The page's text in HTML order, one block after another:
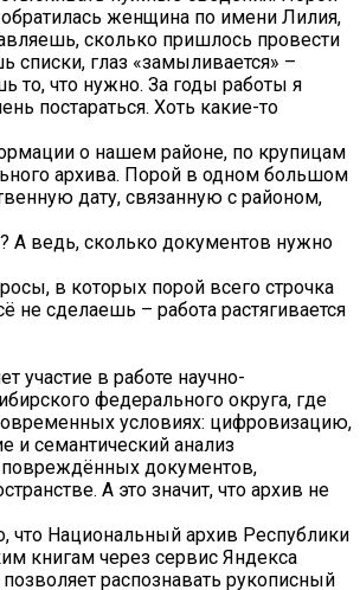
женщина по имени Лилия,
сколько пришлось провести
списки, глаз «замыливается» –
то, что нужно. За годы работы я
постараться. Хоть какие-то
о нашем районе, по крупицам
архива. Порой в одном большом
дату, связанную с районом,
А ведь, сколько документов нужно
в которых порой всего строчка
не сделаешь – работа растягивается
участие в работе научно-
федерального округа, где
условиях: цифровизацию,
и семантический анализ
повреждённых документов,
А это значит, что архив не
что Национальный архив Республики
книгам через сервис Яндекса
распознавать рукописный